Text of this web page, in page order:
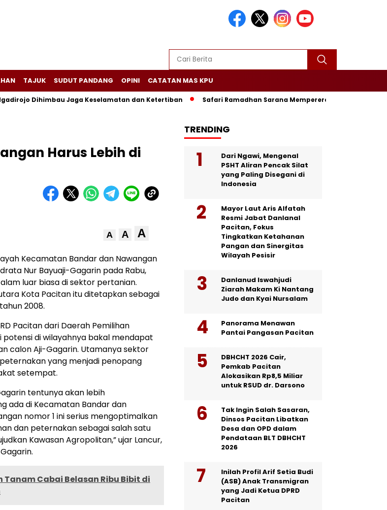
TAJUK SUDUT PANDANG OPINI CATATAN MAS KPU
Dihimbau Jaga Keselamatan dan Ketertiban Safari Ramadhan Sarana Mempererat Silaturrahmi dan
Harus Lebih di
A A A
Kecamatan Bandar dan Nawangan
Nur Bayuaji-Gagarin pada Rabu,
luar biasa di sektor pertanian.
Kota Pacitan itu ditetapkan sebagai
2008.
Pacitan dari Daerah Pemilihan
di wilayahnya bakal mendapat
calon Aji-Gagarin. Utamanya sektor
yang menjadi penopang
setempat.
tentunya akan lebih
ada di Kecamatan Bandar dan
nomor 1 ini serius mengoptimalkan
dan peternakan sebagai salah satu
Kawasan Agropolitan,” ujar Lancur,
Tanam Cabai Belasan Ribu Bibit di
TRENDING
Dari Ngawi, Mengenal
PSHT Aliran Pencak Silat
yang Paling Disegani di
Indonesia
Mayor Laut Aris Alfatah
Resmi Jabat Danlanal
Pacitan, Fokus
Tingkatkan Ketahanan
Pangan dan Sinergitas
Wilayah Pesisir
Danlanud Iswahjudi
Ziarah Makam Ki Nantang
Judo dan Kyai Nursalam
Panorama Menawan
Pantai Pangasan Pacitan
DBHCHT 2026 Cair,
Pemkab Pacitan
Alokasikan Rp8,5 Miliar
untuk RSUD dr. Darsono
Tak Ingin Salah Sasaran,
Dinsos Pacitan Libatkan
Desa dan OPD dalam
Pendataan BLT DBHCHT
2026
Inilah Profil Arif Setia Budi
(ASB) Anak Transmigran
yang Jadi Ketua DPRD
Pacitan